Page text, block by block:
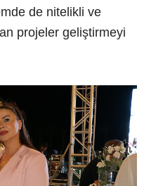
de nitelikli ve
projeler geliştirmeyi